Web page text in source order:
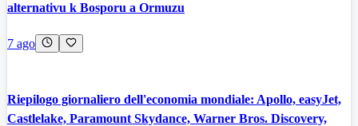
alternativu k Bosporu a Ormuzu
7 ago
Riepilogo giornaliero dell'economia mondiale: Apollo, easyJet,
Castlelake, Paramount Skydance, Warner Bros. Discovery,